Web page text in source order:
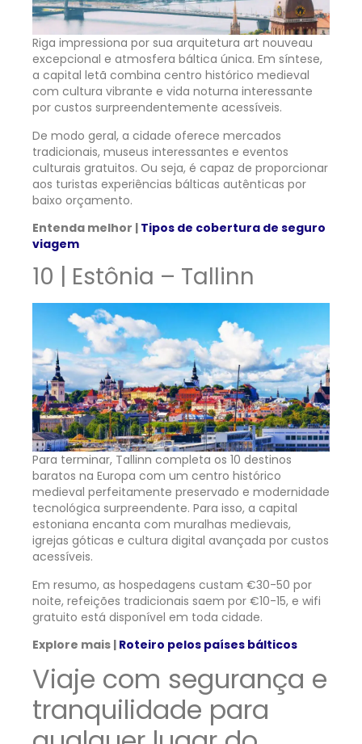
Riga impressiona por sua arquitetura art nouveau
excepcional e atmosfera báltica única. Em síntese,
a capital letã combina centro histórico medieval
com cultura vibrante e vida noturna interessante
por custos surpreendentemente acessíveis.
De modo geral, a cidade oferece mercados
tradicionais, museus interessantes e eventos
culturais gratuitos. Ou seja, é capaz de proporcionar
aos turistas experiências bálticas autênticas por
baixo orçamento.
Entenda melhor | Tipos de cobertura de seguro
viagem
10 | Estônia – Tallinn
Para terminar, Tallinn completa os 10 destinos
baratos na Europa com um centro histórico
medieval perfeitamente preservado e modernidade
tecnológica surpreendente. Para isso, a capital
estoniana encanta com muralhas medievais,
igrejas góticas e cultura digital avançada por custos
acessíveis.
Em resumo, as hospedagens custam €30-50 por
noite, refeições tradicionais saem por €10-15, e wifi
gratuito está disponível em toda cidade.
Explore mais | Roteiro pelos países bálticos
Viaje com segurança e
tranquilidade para